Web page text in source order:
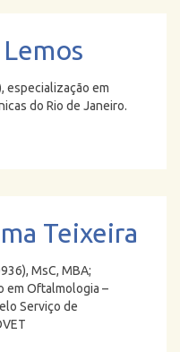
especialização em
do Rio de Janeiro.
Teixeira
MsC, MBA;
em Oftalmologia –
Serviço de